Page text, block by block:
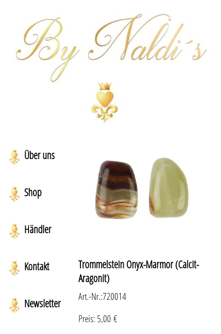
Über uns
Shop
Händler
Kontakt
Newsletter
Trommelstein Onyx-Marmor (Calcit-
Aragonit)
Art.-Nr.:720014
Preis: 5,00 €